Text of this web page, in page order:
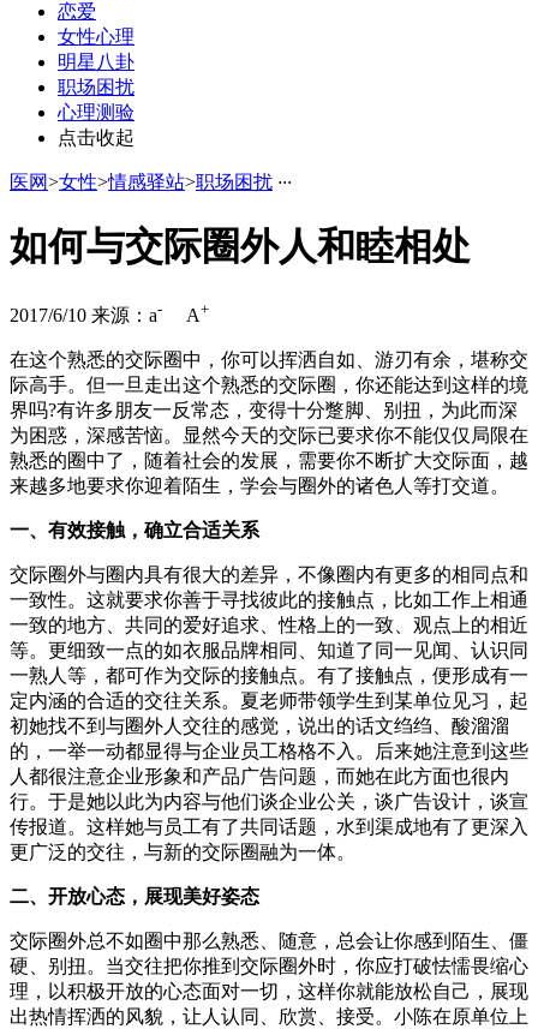
恋爱
女性心理
明星八卦
职场困扰
心理测验
点击收起
医网>女性>情感驿站>职场困扰 ···
如何与交际圈外人和睦相处
2017/6/10 来源： a- A+
在这个熟悉的交际圈中，你可以挥洒自如、游刃有余，堪称交
际高手。但一旦走出这个熟悉的交际圈，你还能达到这样的境
界吗?有许多朋友一反常态，变得十分蹩脚、别扭，为此而深
为困惑，深感苦恼。显然今天的交际已要求你不能仅仅局限在
熟悉的圈中了，随着社会的发展，需要你不断扩大交际面，越
来越多地要求你迎着陌生，学会与圈外的诸色人等打交道。
一、有效接触，确立合适关系
交际圈外与圈内具有很大的差异，不像圈内有更多的相同点和
一致性。这就要求你善于寻找彼此的接触点，比如工作上相通
一致的地方、共同的爱好追求、性格上的一致、观点上的相近
等。更细致一点的如衣服品牌相同、知道了同一见闻、认识同
一熟人等，都可作为交际的接触点。有了接触点，便形成有一
定内涵的合适的交往关系。夏老师带领学生到某单位见习，起
初她找不到与圈外人交往的感觉，说出的话文绉绉、酸溜溜
的，一举一动都显得与企业员工格格不入。后来她注意到这些
人都很注意企业形象和产品广告问题，而她在此方面也很内
行。于是她以此为内容与他们谈企业公关，谈广告设计，谈宣
传报道。这样她与员工有了共同话题，水到渠成地有了更深入
更广泛的交往，与新的交际圈融为一体。
二、开放心态，展现美好姿态
交际圈外总不如圈中那么熟悉、随意，总会让你感到陌生、僵
硬、别扭。当交往把你推到交际圈外时，你应打破怯懦畏缩心
理，以积极开放的心态面对一切，这样你就能放松自己，展现
出热情挥洒的风貌，让人认同、欣赏、接受。小陈在原单位上